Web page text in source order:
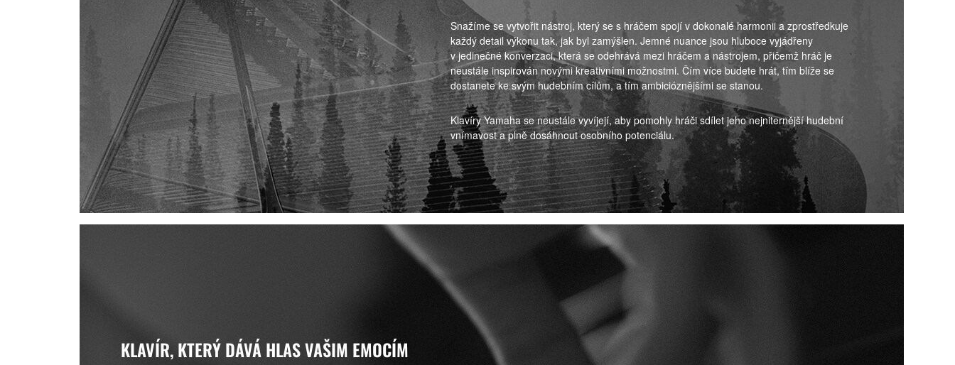
Snažíme se vytvořit nástroj, který se s hráčem spojí v dokonalé harmonii a zprostředkuje
každý detail výkonu tak, jak byl zamýšlen. Jemné nuance jsou hluboce vyjádřeny
v jedinečné konverzaci, která se odehrává mezi hráčem a nástrojem, přičemž hráč je
neustále inspirován novými kreativními možnostmi. Čím více budete hrát, tím blíže se
dostanete ke svým hudebním cílům, a tím ambicióznějšími se stanou.
Klavíry Yamaha se neustále vyvíjejí, aby pomohly hráči sdílet jeho nejniternější hudební
vnímavost a plně dosáhnout osobního potenciálu.
KLAVÍR, KTERÝ DÁVÁ HLAS VAŠIM EMOCÍM